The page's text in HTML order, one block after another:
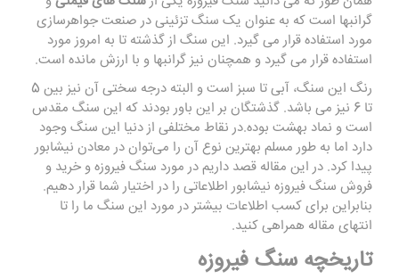
گرانبها است که به عنوان یک سنگ تزئینی در صنعت جواهرسازی
مورد استفاده قرار می گیرد. این سنگ از گذشته تا به امروز مورد
استفاده قرار می گیرد و همچنان نیز گرانبها و با ارزش مانده است.
رنگ این سنگ، آبی تا سبز است و البته درجه سختی آن نیز بین 5
تا 6 نیز می باشد. گذشتگان بر این باور بودند که این سنگ مقدس
است و نماد بهشت بوده.در نقاط مختلفی از دنیا این سنگ وجود
دارد اما به طور مسلم بهترین نوع آن را می‌توان در معادن نیشابور
پیدا کرد. در این مقاله قصد داریم در مورد سنگ فیروزه و خرید و
فروش سنگ فیروزه نیشابور اطلاعاتی را در اختیار شما قرار دهیم.
بنابراین برای کسب اطلاعات بیشتر در مورد این سنگ ما را تا
انتهای مقاله همراهی کنید.
تاریخچه سنگ فیروزه